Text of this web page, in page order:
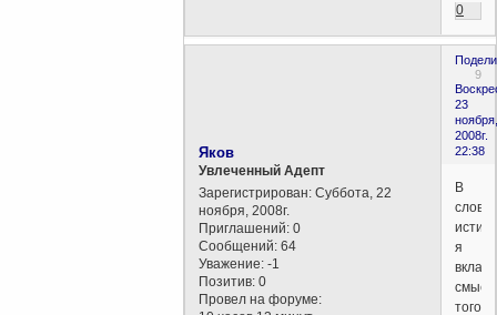
0
9
23
ноября,
2008г.
22:38
Яков
Увлеченный Адепт
Зарегистрирован: Суббота, 22
ноября, 2008г.
Приглашений: 0
Сообщений: 64
Уважение: -1
Позитив: 0
Провел на форуме:
В
слово
я
смысл
того